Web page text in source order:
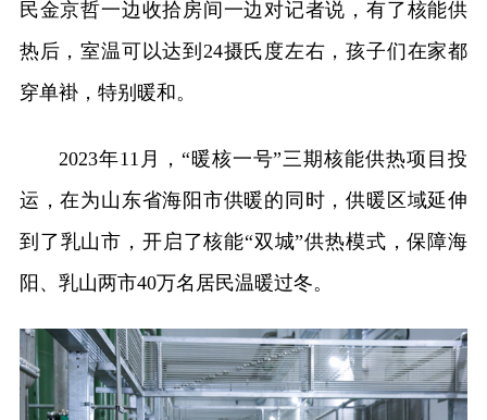
民金京哲一边收拾房间一边对记者说，有了核能供
热后，室温可以达到24摄氏度左右，孩子们在家都
穿单褂，特别暖和。
2023年11月，“暖核一号”三期核能供热项目投
运，在为山东省海阳市供暖的同时，供暖区域延伸
到了乳山市，开启了核能“双城”供热模式，保障海
阳、乳山两市40万名居民温暖过冬。